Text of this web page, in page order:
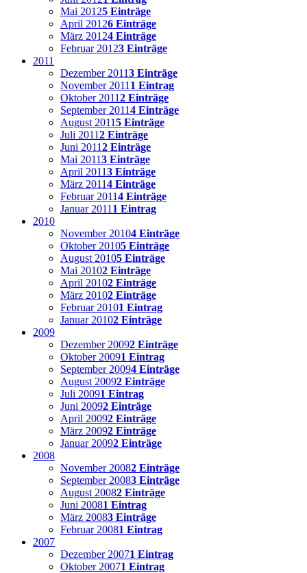
Mai 20125 Einträge
April 20126 Einträge
März 20124 Einträge
Februar 20123 Einträge
2011
Dezember 20113 Einträge
November 2011 1 Eintrag
Oktober 20112 Einträge
September 20114 Einträge
August 20115 Einträge
Juli 20112 Einträge
Juni 20112 Einträge
Mai 20113 Einträge
April 20113 Einträge
März 20114 Einträge
Februar 20114 Einträge
Januar 2011 1 Eintrag
2010
November 20104 Einträge
Oktober 20105 Einträge
August 20105 Einträge
Mai 20102 Einträge
April 20102 Einträge
März 20102 Einträge
Februar 20101 Eintrag
Januar 20102 Einträge
2009
Dezember 20092 Einträge
Oktober 20091 Eintrag
September 20094 Einträge
August 20092 Einträge
Juli 20091 Eintrag
Juni 20092 Einträge
April 20092 Einträge
März 20092 Einträge
Januar 20092 Einträge
2008
November 20082 Einträge
September 20083 Einträge
August 20082 Einträge
Juni 20081 Eintrag
März 20083 Einträge
Februar 20081 Eintrag
2007
Dezember 20071 Eintrag
Oktober 20071 Eintrag